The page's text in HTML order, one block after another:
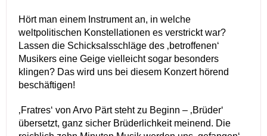
Hört man einem Instrument an, in welche
weltpolitischen Konstellationen es verstrickt war?
Lassen die Schicksalsschläge des ‚betroffenen‘
Musikers eine Geige vielleicht sogar besonders
klingen? Das wird uns bei diesem Konzert hörend
beschäftigen!
‚Fratres‘ von Arvo Pärt steht zu Beginn – ‚Brüder‘
übersetzt, ganz sicher Brüderlichkeit meinend. Die